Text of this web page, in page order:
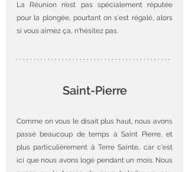
La Réunion n’est pas spécialement réputée
pour la plongée, pourtant on s'est régalé, alors
si vous aimez ça, n'hésitez pas.
Saint-Pierre
Comme on vous le disait plus haut, nous avons
passé beaucoup de temps à Saint Pierre, et
plus particulièrement à Terre Sainte, car c'est
ici que nous avons logé pendant un mois. Nous